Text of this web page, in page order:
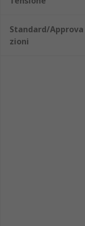
(dentisti,
Nel catalogo
Limited.
Standard/Approva
zioni